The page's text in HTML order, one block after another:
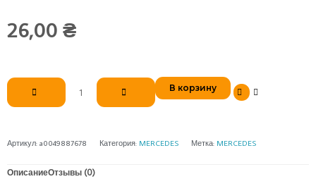
26,00 ₴
Количество
товара
Крепление
двери
В корзину
Артикул: a0049887678 Категория: MERCEDES Метка: MERCEDES
ОписаниеОтзывы (0)